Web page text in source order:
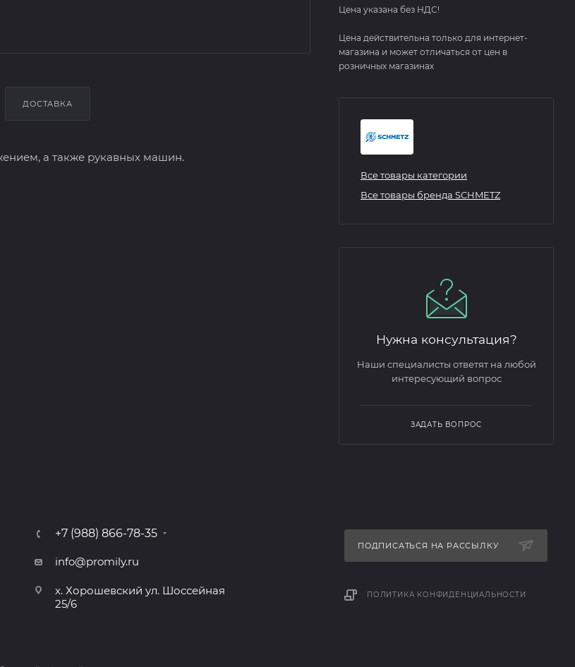
ДОСТАВКА
а также рукавных машин.
Цена указана без НДС!
Цена действительна только для интернет-
магазина и может отличаться от цен в
розничных магазинах
Все товары категории
Все товары бренда SCHMETZ
Нужна консультация?
Наши специалисты ответят на любой
интересующий вопрос
ЗАДАТЬ ВОПРОС
+7 (988) 866-78-35
info@promily.ru
х. Хорошевский ул. Шоссейная
25/6
ПОДПИСАТЬСЯ НА РАССЫЛКУ
ПОЛИТИКА КОНФИДЕНЦИАЛЬНОСТИ